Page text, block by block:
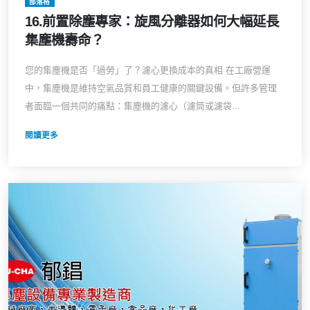
部落格
16.前置除塵專家：旋風分離器如何大幅延長
集塵機壽命？
您的集塵機是否「過勞」了？濾心更換成本的真相 在工廠營運
中，集塵機是維持空氣品質和員工健康的關鍵設備。但許多管理
者面臨一個共同的痛點：集塵機的濾心（濾筒或濾袋...
閱讀更多